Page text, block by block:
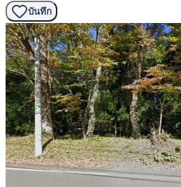
บันทึก